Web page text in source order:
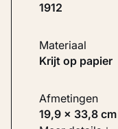
1912
Materiaal
Krijt op papier
Afmetingen
19,9 × 33,8 cm